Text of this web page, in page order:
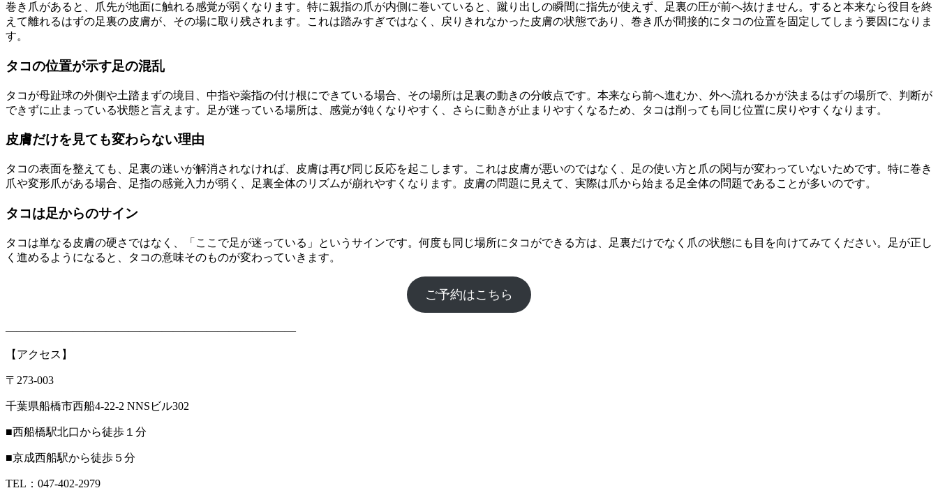
巻き爪があると、爪先が地面に触れる感覚が弱くなります。特に親指の爪が内側に巻いていると、蹴り出しの瞬間に指先が使えず、足裏の圧が前へ抜けません。すると本来なら役目を終
えて離れるはずの足裏の皮膚が、その場に取り残されます。これは踏みすぎではなく、戻りきれなかった皮膚の状態であり、巻き爪が間接的にタコの位置を固定してしまう要因になりま
す。
タコの位置が示す足の混乱
タコが母趾球の外側や土踏まずの境目、中指や薬指の付け根にできている場合、その場所は足裏の動きの分岐点です。本来なら前へ進むか、外へ流れるかが決まるはずの場所で、判断が
できずに止まっている状態と言えます。足が迷っている場所は、感覚が鈍くなりやすく、さらに動きが止まりやすくなるため、タコは削っても同じ位置に戻りやすくなります。
皮膚だけを見ても変わらない理由
タコの表面を整えても、足裏の迷いが解消されなければ、皮膚は再び同じ反応を起こします。これは皮膚が悪いのではなく、足の使い方と爪の関与が変わっていないためです。特に巻き
爪や変形爪がある場合、足指の感覚入力が弱く、足裏全体のリズムが崩れやすくなります。皮膚の問題に見えて、実際は爪から始まる足全体の問題であることが多いのです。
タコは足からのサイン
タコは単なる皮膚の硬さではなく、「ここで足が迷っている」というサインです。何度も同じ場所にタコができる方は、足裏だけでなく爪の状態にも目を向けてみてください。足が正し
く進めるようになると、タコの意味そのものが変わっていきます。
ご予約はこちら
――――――――――――――――――――――――――
【アクセス】
〒273-003
千葉県船橋市西船4-22-2 NNSビル302
■西船橋駅北口から徒歩１分
■京成西船駅から徒歩５分
TEL：047-402-2979